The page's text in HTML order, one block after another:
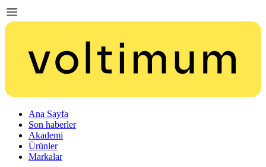
Ana Sayfa
Son haberler
Akademi
Ürünler
Markalar